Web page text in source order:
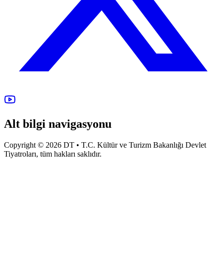
Alt bilgi navigasyonu
Copyright © 2026 DT • T.C. Kültür ve Turizm Bakanlığı Devlet
Tiyatroları, tüm hakları saklıdır.